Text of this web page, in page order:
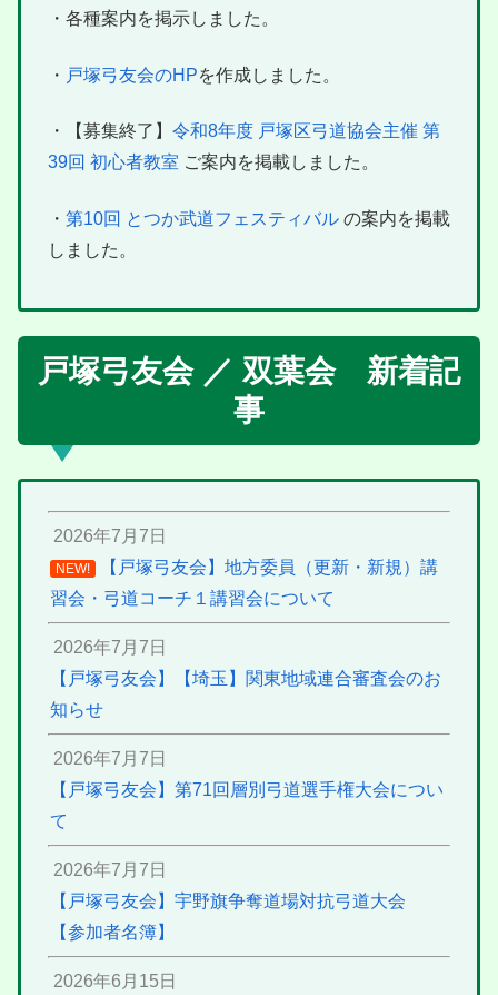
・各種案内を掲示しました。
・ 戸塚弓友会のHPを作成しました。
・【募集終了】 令和8年度 戸塚区弓道協会主催 第
39回 初心者教室 ご案内を掲載しました。
・ 第10回 とつか武道フェスティバル の案内を掲載
しました。
戸塚弓友会 ／ 双葉会 新着記
事
2026年7月7日
NEW!
【戸塚弓友会】地方委員（更新・新規）講
習会・弓道コーチ１講習会について
2026年7月7日
【戸塚弓友会】【埼玉】関東地域連合審査会のお
知らせ
2026年7月7日
【戸塚弓友会】第71回層別弓道選手権大会につい
て
2026年7月7日
【戸塚弓友会】宇野旗争奪道場対抗弓道大会
【参加者名簿】
2026年6月15日